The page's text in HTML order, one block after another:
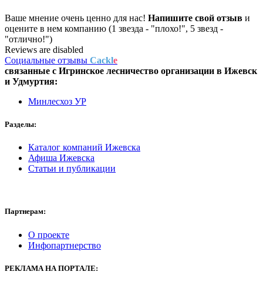
Ваше мнение очень ценно для нас! Напишите свой отзыв и
оцените в нем компанию (1 звезда - "плохо!", 5 звезд -
"отлично!")
Reviews are disabled
Социальные отзывы Cackle
связанные с Игринское лесничество организации в Ижевск
и Удмуртия:
Минлесхоз УР
Разделы:
Каталог компаний Ижевска
Афиша Ижевска
Статьи и публикации
Партнерам:
О проекте
Инфопартнерство
РЕКЛАМА НА ПОРТАЛЕ: